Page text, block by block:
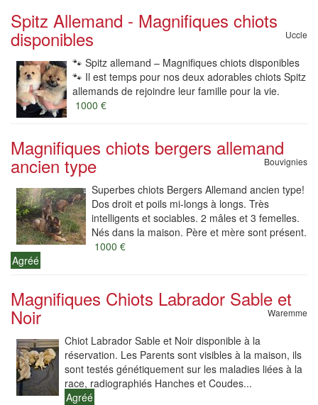
Spitz Allemand - Magnifiques chiots
disponibles Uccle
🐾 Spitz allemand – Magnifiques chiots disponibles
🐾 Il est temps pour nos deux adorables chiots Spitz
allemands de rejoindre leur famille pour la vie.
1000 €
Magnifiques chiots bergers allemand
ancien type Bouvignies
Superbes chiots Bergers Allemand ancien type!
Dos droit et poils mi-longs à longs. Très
intelligents et sociables. 2 mâles et 3 femelles.
Nés dans la maison. Père et mère sont présent.
1000 €
Agréé
Magnifiques Chiots Labrador Sable et
Noir Waremme
Chiot Labrador Sable et Noir disponible à la
réservation. Les Parents sont visibles à la maison, ils
sont testés génétiquement sur les maladies liées à la
race, radiographiés Hanches et Coudes...
Agréé